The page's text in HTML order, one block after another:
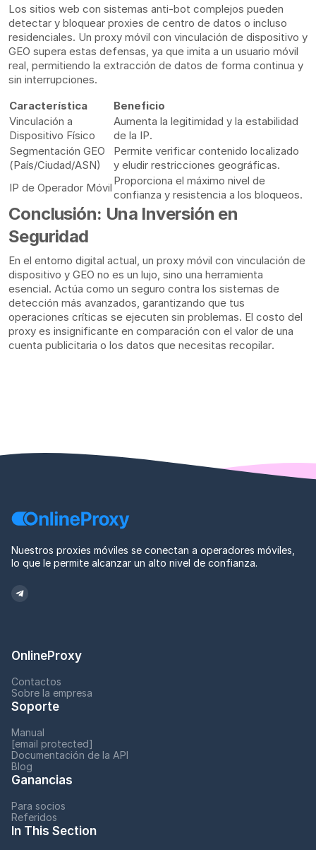
Los sitios web con sistemas anti-bot complejos pueden
detectar y bloquear proxies de centro de datos o incluso
residenciales. Un proxy móvil con vinculación de dispositivo y
GEO supera estas defensas, ya que imita a un usuario móvil
real, permitiendo la extracción de datos de forma continua y
sin interrupciones.
Característica
Beneficio
Vinculación a
Dispositivo Físico
Aumenta la legitimidad y la estabilidad
de la IP.
Segmentación GEO
(País/Ciudad/ASN)
Permite verificar contenido localizado
y eludir restricciones geográficas.
IP de Operador Móvil
Proporciona el máximo nivel de
confianza y resistencia a los bloqueos.
Conclusión: Una Inversión en
Seguridad
En el entorno digital actual, un proxy móvil con vinculación de
dispositivo y GEO no es un lujo, sino una herramienta
esencial. Actúa como un seguro contra los sistemas de
detección más avanzados, garantizando que tus
operaciones críticas se ejecuten sin problemas. El costo del
proxy es insignificante en comparación con el valor de una
cuenta publicitaria o los datos que necesitas recopilar.
Nuestros proxies móviles se conectan a operadores móviles,
lo que le permite alcanzar un alto nivel de confianza.
OnlineProxy
Contactos
Sobre la empresa
Soporte
Manual
[email protected]
Documentación de la API
Blog
Ganancias
Para socios
Referidos
In This Section